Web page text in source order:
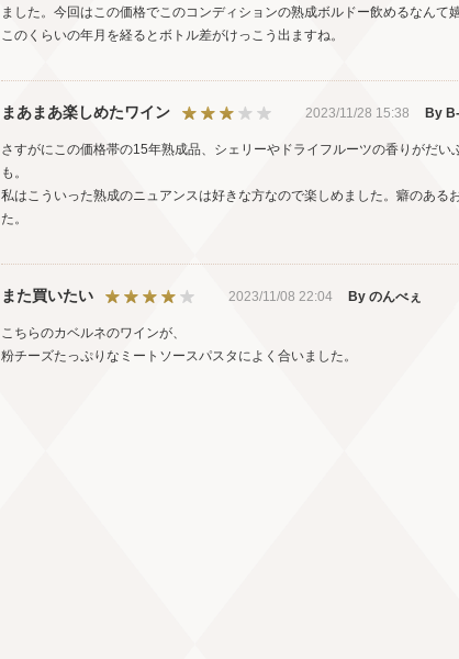
ました。今回はこの価格でこのコンディションの熟成ボルドー飲めるなんて
このくらいの年月を経るとボトル差がけっこう出ますね。
まあまあ楽しめたワイン 2023/11/28 15:38 By
さすがにこの価格帯の15年熟成品、シェリーやドライフルーツの香りがだ
も。
私はこういった熟成のニュアンスは好きな方なので楽しめました。癖のあ
た。
また買いたい 2023/11/08 22:04 By のんべぇ
こちらのカベルネのワインが、
粉チーズたっぷりなミートソースパスタによく合いました。